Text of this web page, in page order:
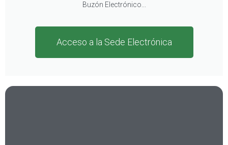
Buzón Electrónico...
Acceso a la Sede Electrónica